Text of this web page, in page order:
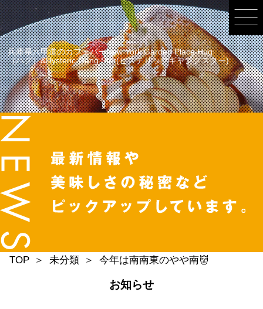
兵庫県六甲道のカフェバーNew York Garden Place Hug
（ハグ）&Hysteric Gang Star(ヒステリックギャングスター)
TOP 未分類 今年は南南東のやや南👹
お知らせ